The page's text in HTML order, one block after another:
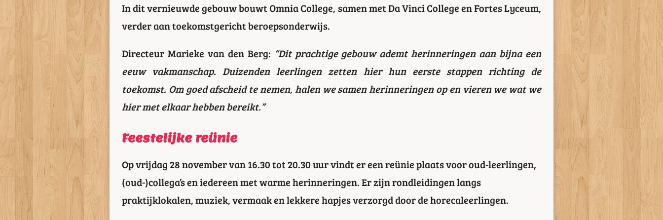
In dit vernieuwde gebouw bouwt Omnia College, samen met Da Vinci College en Fortes Lyceum,
verder aan toekomstgericht beroepsonderwijs.
Directeur Marieke van den Berg: “Dit prachtige gebouw ademt herinneringen aan bijna een
eeuw vakmanschap. Duizenden leerlingen zetten hier hun eerste stappen richting de
toekomst. Om goed afscheid te nemen, halen we samen herinneringen op en vieren we wat we
hier met elkaar hebben bereikt.”
Feestelijke reünie
Op vrijdag 28 november van 16.30 tot 20.30 uur vindt er een reünie plaats voor oud-leerlingen,
(oud-)collega’s en iedereen met warme herinneringen. Er zijn rondleidingen langs
praktijklokalen, muziek, vermaak en lekkere hapjes verzorgd door de horecaleerlingen.